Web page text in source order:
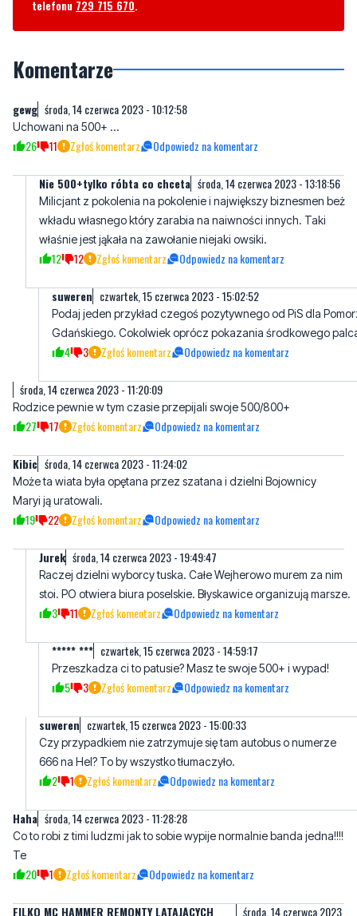
Komentarze
Uchowani na 500+ ...
Nie 500+tylko róbta co chceta
Milicjant z pokolenia na pokolenie i największy biznesmen beż
właśnie jest jąkała na zawołanie niejaki owsiki.
12 12 Zgłoś komentarz Odpowiedz na komentarz
suweren czwartek, 15 czerwca 2023 - 15:02:52
Podaj jeden przykład czegoś pozytywnego od PiS dla
4 3 Zgłoś komentarz Odpowiedz na komentarz
środa, 14 czerwca 2023 - 11:20:09
Rodzice pewnie w tym czasie przepijali swoje 500/800+
Kibic środa, 14 czerwca 2023 - 11:24:02
Może ta wiata była opętana przez szatana i dzielni Bojownicy
19 22 Zgłoś komentarz Odpowiedz na komentarz
Jurek środa, 14 czerwca 2023 - 19:49:47
Raczej dzielni wyborcy tuska. Całe Wejherowo murem za nim
3 11 Zgłoś komentarz Odpowiedz na komentarz
***** *** czwartek, 15 czerwca 2023 - 14:59:17
Przeszkadza ci to patusie? Masz te swoje 500+ i wypad!
suweren czwartek, 15 czerwca 2023 - 15:00:33
Czy przypadkiem nie zatrzymuje się tam autobus o numerze
2 1 Zgłoś komentarz Odpowiedz na komentarz
środa, 14 czerwca 2023 - 11:28:28
Co to robi z timi ludzmi jak to sobie wypije normalnie banda jedna!!!!
20 1 Zgłoś komentarz Odpowiedz na komentarz
FILKO MC HAMMER REMONTY LATAJĄCYCH
DYWANÓW ZIBERTOWO
- 12:11:29
Kosztami obciążyć albo niech odrabiają fizycznie